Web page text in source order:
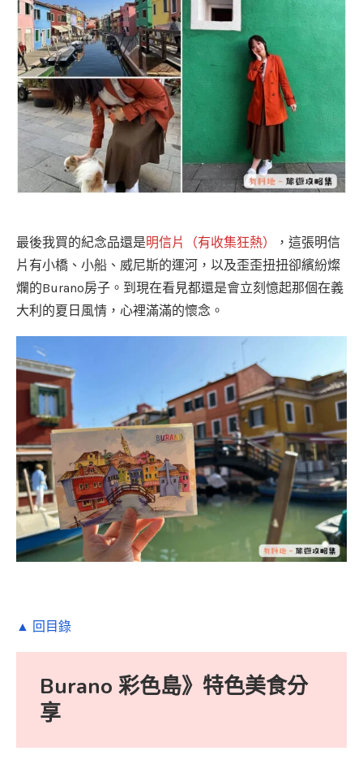
最後我買的紀念品還是明信片（有收集狂熱）
，這張明信
片有小橋、小船、威尼斯的運河，以及歪歪扭扭卻繽紛燦
爛的Burano房子。到現在看見都還是會立刻憶起那個在義
大利的夏日風情，心裡滿滿的懷念。
▲ 回目錄
Burano 彩色島》特色美食分
享